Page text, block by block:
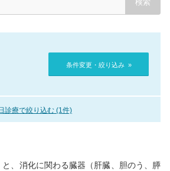
条件変更・絞り込み »
診療で絞り込む (1件)
、消化に関わる臓器（肝臓、胆のう、膵